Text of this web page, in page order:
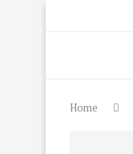
Home